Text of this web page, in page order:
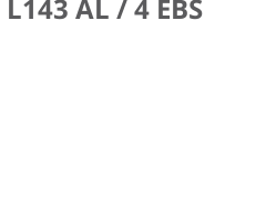
AL / 4 EBS